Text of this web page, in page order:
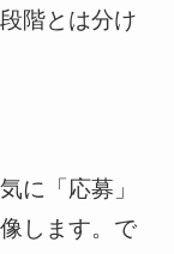
階とは分け
に「応募」
します。で